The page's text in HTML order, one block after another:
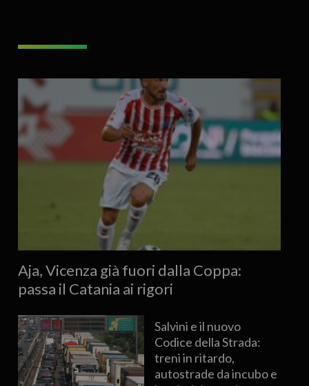
Aja, Vicenza già fuori dalla Coppa:
passa il Catania ai rigori
Salvini e il nuovo
Codice della Strada:
treni in ritardo,
autostrade da incubo e